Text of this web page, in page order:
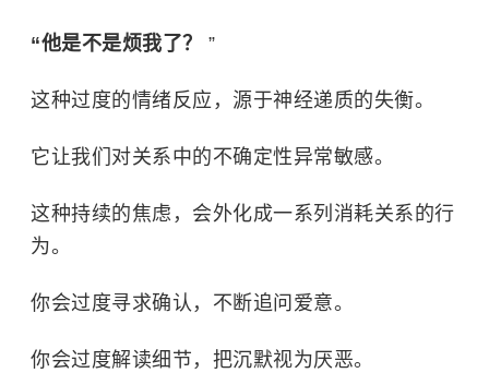
“他是不是烦我了？ ”
这种过度的情绪反应，源于神经递质的失衡。
它让我们对关系中的不确定性异常敏感。
这种持续的焦虑，会外化成一系列消耗关系的行
为。
你会过度寻求确认，不断追问爱意。
你会过度解读细节，把沉默视为厌恶。